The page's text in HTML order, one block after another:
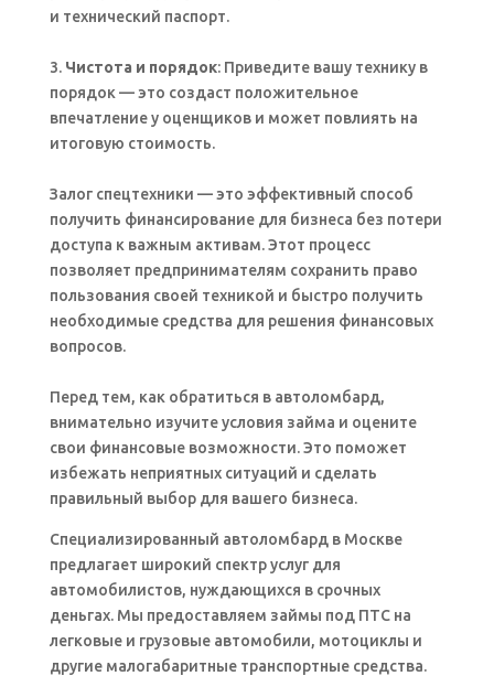
и технический паспорт.
3. Чистота и порядок: Приведите вашу технику в
порядок — это создаст положительное
впечатление у оценщиков и может повлиять на
итоговую стоимость.
Залог спецтехники — это эффективный способ
получить финансирование для бизнеса без потери
доступа к важным активам. Этот процесс
позволяет предпринимателям сохранить право
пользования своей техникой и быстро получить
необходимые средства для решения финансовых
вопросов.
Перед тем, как обратиться в автоломбард,
внимательно изучите условия займа и оцените
свои финансовые возможности. Это поможет
избежать неприятных ситуаций и сделать
правильный выбор для вашего бизнеса.
Специализированный автоломбард в Москве
предлагает широкий спектр услуг для
автомобилистов, нуждающихся в срочных
деньгах. Мы предоставляем займы под ПТС на
легковые и грузовые автомобили, мотоциклы и
другие малогабаритные транспортные средства.